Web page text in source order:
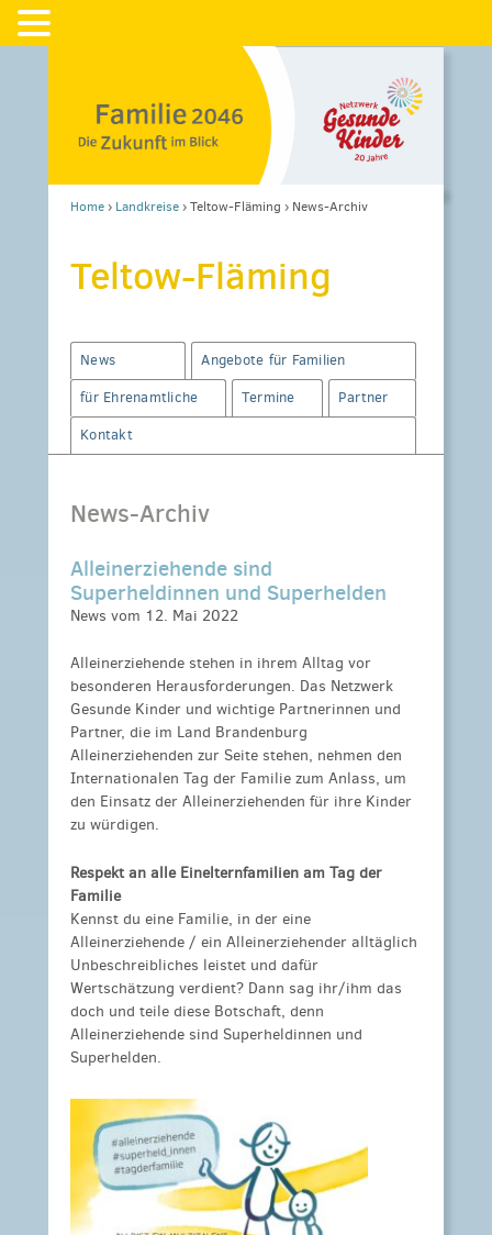
Home› Landkreise›Teltow-Fläming › News-Archiv
Teltow-Fläming
News
Angebote für Familien
für Ehrenamtliche
Termine
Partner
Kontakt
News-Archiv
Alleinerziehende sind
Superheldinnen und Superhelden
News vom 12. Mai 2022
Alleinerziehende stehen in ihrem Alltag vor
besonderen Herausforderungen. Das Netzwerk
Gesunde Kinder und wichtige Partnerinnen und
Partner, die im Land Brandenburg
Alleinerziehenden zur Seite stehen, nehmen den
Internationalen Tag der Familie zum Anlass, um
den Einsatz der Alleinerziehenden für ihre Kinder
zu würdigen.
Respekt an alle Einelternfamilien am Tag der
Familie
Kennst du eine Familie, in der eine
Alleinerziehende / ein Alleinerziehender alltäglich
Unbeschreibliches leistet und dafür
Wertschätzung verdient? Dann sag ihr/ihm das
doch und teile diese Botschaft, denn
Alleinerziehende sind Superheldinnen und
Superhelden.